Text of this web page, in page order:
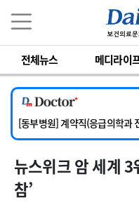
전체뉴스 메디라이
[서울아산병원] 2026년 하반기
[영남대학교의료원] 마취통증
[충남대학교병원] 소아청소년
[동부병원] 계약직(응급의학과
[이대목동병원] 하반기 전공의(
[서울아산병원] 2026년 하반기
[영남대학교의료원] 마취통증의
뉴스위크 암 세계 3
참’